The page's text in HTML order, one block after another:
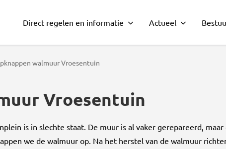
Direct regelen en informatie Actueel
walmuur Vroesentuin
Vroesentuin
is in slechte staat. De muur is al vaker gerepareerd,
we de walmuur op. Na het herstel van de walmuur